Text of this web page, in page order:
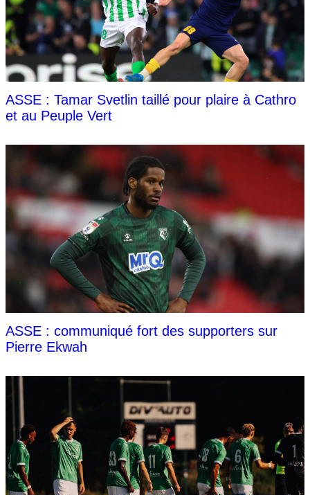
ASSE : Tamar Svetlin taillé pour plaire à Cathro
et au Peuple Vert
ASSE : communiqué fort des supporters sur
Pierre Ekwah